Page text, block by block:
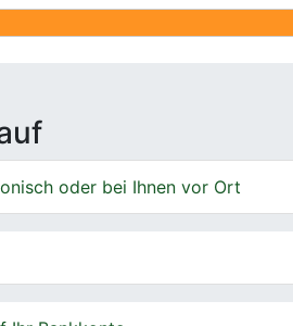
Ankauf
oder bei Ihnen vor Ort